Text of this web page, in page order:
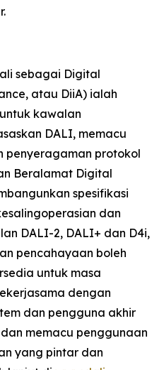
sebagai Digital
atau DiiA) ialah
kawalan
DALI, memacu
penyeragaman protokol
Beralamat Digital
spesifikasi
dan
DALI-2, DALI+ dan D4i,
pencahayaan boleh
untuk masa
dengan
dan pengguna akhir
memacu penggunaan
yang pintar dan